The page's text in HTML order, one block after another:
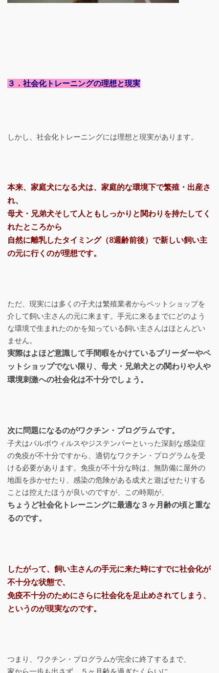
３．社会化トレーニングの理想と現実
しかし、社会化トレーニングには理想と現実があります。
本来、家庭犬になる犬は、家庭的な環境下で繁殖・出産さ
れ、
母犬・兄弟犬そして人ともしっかりと関わりを持たしてく
れたところから
自然に離乳したタイミング（8週齢前後）で新しい飼い主
の元に行くのが理想です。
ただ、現実には多くの子犬は繁殖業者からペットショップを
介して飼い主さんの元に来ます。手元に来るまでにどのよう
な環境で生まれたのかを知っている飼い主さんはほとんどい
ません。
実際はよほど意識して手間暇をかけているブリーダーやペ
ットショップでない限り、母犬・兄弟犬との関わりや人や
環境刺激への社会化は不十分でしょう。
次に問題になるのがワクチン・プログラムです。
子犬はパルボウィルスやジステンパーといった深刻な感染症
の免疫が不十分ですから、適切なワクチン・プログラムを受
ける必要があります。免疫が不十分な時は、無防備に屋外の
地面を歩かせたり、感染の危険がある成犬と遊ばせたりする
ことは控えたほうが良いのですが、この時期が、
ちょうど社会化トレーニングに最適な３ヶ月齢の頃と重な
るのです。
したがって、飼い主さんの手元に来た時にすでに社会化が
不十分な状態で、
免疫不十分のためにさらに社会化を足止めされてしまう、
というのが現実なのです。
つまり、ワクチン・プログラムが完全に終了するまで、